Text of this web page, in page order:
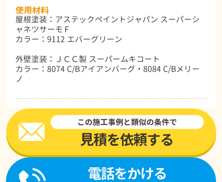
使用材料
屋根塗装：アステックペイントジャパン スーパーシ
ャネツサーモＦ
カラー：9112 エバーグリーン
外壁塗装：ＪＣＣ製 スーパームキコート
カラー：8074 C/Bアイアンバーグ・8084 C/Bメリー
ノ